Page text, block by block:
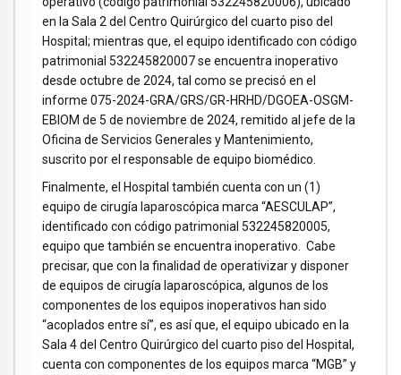
en la Sala 2 del Centro Quirúrgico del cuarto piso del
Hospital; mientras que, el equipo identificado con código
patrimonial 532245820007 se encuentra inoperativo
desde octubre de 2024, tal como se precisó en el
informe 075-2024-GRA/GRS/GR-HRHD/DGOEA-OSGM-
EBIOM de 5 de noviembre de 2024, remitido al jefe de la
Oficina de Servicios Generales y Mantenimiento,
suscrito por el responsable de equipo biomédico.
Finalmente, el Hospital también cuenta con un (1)
equipo de cirugía laparoscópica marca “AESCULAP”,
identificado con código patrimonial 532245820005,
equipo que también se encuentra inoperativo. Cabe
precisar, que con la finalidad de operativizar y disponer
de equipos de cirugía laparoscópica, algunos de los
componentes de los equipos inoperativos han sido
“acoplados entre sí”, es así que, el equipo ubicado en la
Sala 4 del Centro Quirúrgico del cuarto piso del Hospital,
cuenta con componentes de los equipos marca “MGB” y